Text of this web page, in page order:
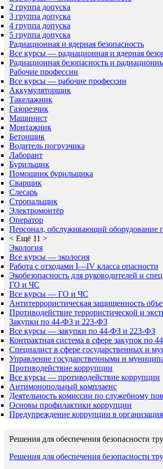
2 группа допуска
3 группа допуска
4 группа допуска
5 группа допуска
Радиационная и ядерная безопасность
Все курсы — радиационная и ядерная
Радиационная безопасность и
Рабочие профессии
Все курсы — рабочие профессии
Аккумуляторщик
Такелажник
Газорезчик
Машинист
Монтажник
Бетонщик
Водитель погрузчика
Лаборант
Бурильщик
Помощник бурильщика
Сварщик
Слесарь
Стропальщик
Электромонтёр
Оператор
Персонал, обслуживающий оборудование
< Ещё 11 >
Экология
Все курсы — экология
Работа с отходами I—IV класса опасности
Экобезопасность для руководителей и
ГО и ЧС
Все курсы — ГО и ЧС
Антитеррористическая защищенность
Противодействие террористической и
Закупки по 44-ФЗ и 223-ФЗ
Все курсы — закупки по 44-ФЗ и 223-ФЗ
Контрактная система в сфере закупок по
Специалист в сфере государственных и
Управление государственными и
Противодействие коррупции
Все курсы — противодействие коррупции
Антимонопольный комплаенс
Деятельность комиссии по служебному
Основы профилактики коррупции
Предупреждение коррупции в
Решения для обеспечения безопасности
Решения для обеспечения безопасности